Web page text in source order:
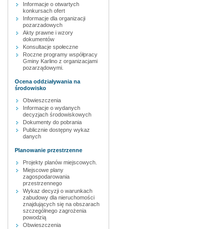
Informacje o otwartych
konkursach ofert
Informacje dla organizacji
pozarzadowych
Akty prawne i wzory
dokumentów
Konsultacje społeczne
Roczne programy współpracy
Gminy Karlino z organizacjami
pozarządowymi.
Ocena oddziaływania na
środowisko
Obwieszczenia
Informacje o wydanych
decyzjach środowiskowych
Dokumenty do pobrania
Publicznie dostępny wykaz
danych
Planowanie przestrzenne
Projekty planów miejscowych.
Miejscowe plany
zagospodarowania
przestrzennego
Wykaz decyzji o warunkach
zabudowy dla nieruchomości
znajdujących się na obszarach
szczególnego zagrożenia
powodzią
Obwieszczenia